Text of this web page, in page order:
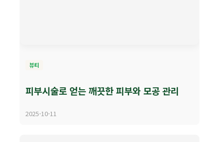
뷰티
피부시술로 얻는 깨끗한 피부와 모공 관리
2025-10-11